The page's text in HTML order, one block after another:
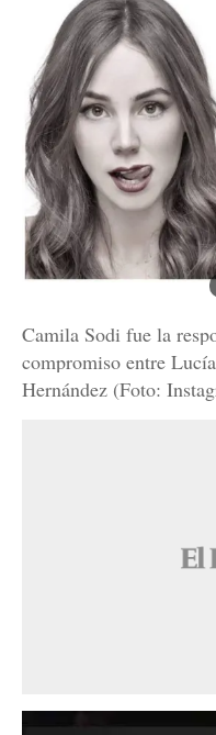
Camila Sodi fue la
compromiso entre
Hernández (Foto: